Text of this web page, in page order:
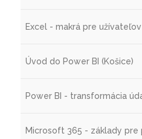
Excel - makrá pre užívateľov
Úvod do Power BI (Košice)
Power BI - transformácia
Microsoft 365 - základy pre